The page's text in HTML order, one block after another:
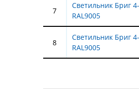
7
Светильник Бриг
RAL9005
8
Светильник Бриг
RAL9005